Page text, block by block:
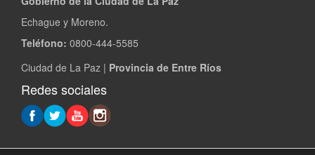
Echague y Moreno.
Teléfono: 0800-444-5585
Ciudad de La Paz | Provincia de Entre Ríos
Redes sociales